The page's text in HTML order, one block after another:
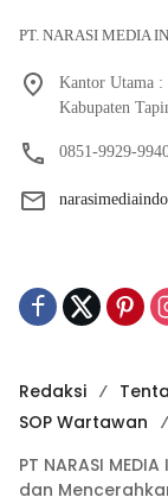
PT. NARASI MEDIA
Kantor Utama :
Kabupaten
0851-9929-
Redaksi
SOP Wartawan
PT NARASI
dan